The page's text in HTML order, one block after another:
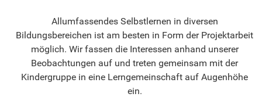
Allumfassendes Selbstlernen in diversen
Bildungsbereichen ist am besten in Form der Projektarbeit
möglich. Wir fassen die Interessen anhand unserer
Beobachtungen auf und treten gemeinsam mit der
Kindergruppe in eine Lerngemeinschaft auf Augenhöhe
ein.